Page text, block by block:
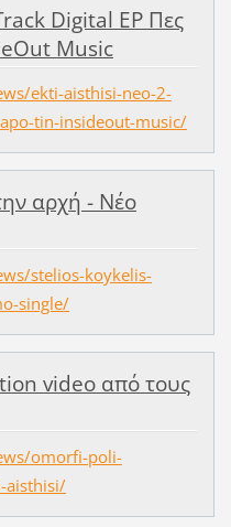
Digital EP Πες
Music
ekti-aisthisi-neo-2-
tin-insideout-music/
αρχή - Νέο
stelios-koykelis-
single/
video από τους
omorfi-poli-
aisthisi/